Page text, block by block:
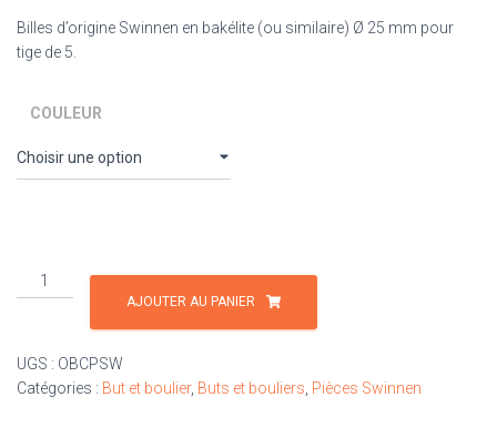
25,00 €
Billes d’origine Swinnen en bakélite (ou similaire) Ø 25 mm pour
tige de 5.
COULEUR
quantité
de
pour
boulier
AJOUTER AU PANIER
UGS : OBCPSW
Catégories : But et boulier, Buts et bouliers Pièces Swinnen